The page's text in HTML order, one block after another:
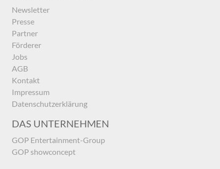
Newsletter
Presse
Partner
Förderer
Jobs
AGB
Kontakt
Impressum
Datenschutzerklärung
DAS UNTERNEHMEN
GOP Entertainment-Group
GOP showconcept